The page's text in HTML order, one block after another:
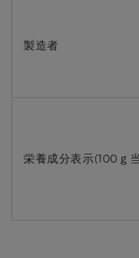
製造者
栄養成分表示(100ｇ